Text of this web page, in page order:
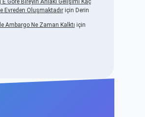
E Göre Bireyin Ahlaki Gelişimi Kaç
Evreden Oluşmaktadıriçin Derin
Ambargo Ne Zaman Kalktı için